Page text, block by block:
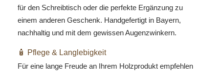
für den Schreibtisch oder die perfekte Ergänzung zu
einem anderen Geschenk. Handgefertigt in Bayern,
nachhaltig und mit dem gewissen Augenzwinkern.
🧴 Pflege & Langlebigkeit
Für eine lange Freude an Ihrem Holzprodukt empfehlen